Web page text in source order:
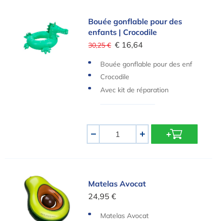
Bouée gonflable pour des enfants | Crocodile
Bouée gonflable pour des
enfants | Crocodile
30,25 € € 16,64
Bouée gonflable pour des enf
ants
Crocodile
Avec kit de réparation
+
Matelas Avocat
Matelas Avocat
24,95 €
Matelas Avocat